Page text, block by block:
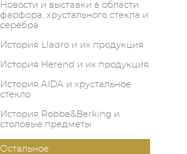
Новости и выставки в области
фарфора, хрустального стекла и
серебра
История Lladro и их продукция
История Herend и их продукция
История AIDA и хрустальное
стекло
История Robbe&Berking и
столовые предметы
Остальное